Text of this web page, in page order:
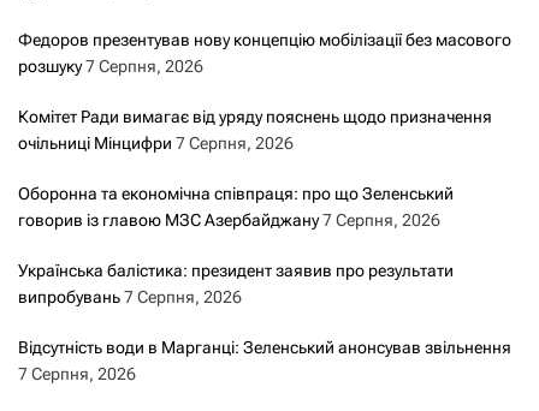
Федоров презентував нову концепцію мобілізації без масового
розшуку7 Серпня, 2026
Комітет Ради вимагає від уряду пояснень щодо призначення
очільниці Мінцифри 7 Серпня, 2026
Оборонна та економічна співпраця: про що Зеленський
говорив із главою МЗС Азербайджану7 Серпня, 2026
Українська балістика: президент заявив про результати
випробувань7 Серпня, 2026
Відсутність води в Марганці: Зеленський анонсував звільнення
7 Серпня, 2026